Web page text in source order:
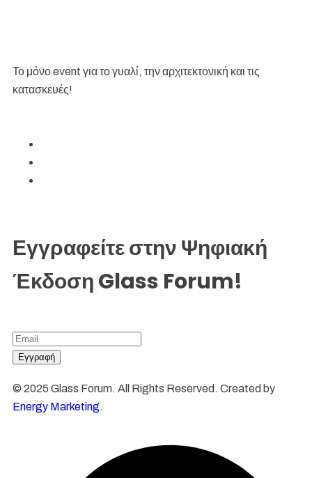
Το μόνο event για το γυαλί, την αρχιτεκτονική και τις
κατασκευές!
Εγγραφείτε στην Ψηφιακή
Έκδοση Glass Forum!
© 2025 Glass Forum. All Rights Reserved. Created by
Energy Marketing.